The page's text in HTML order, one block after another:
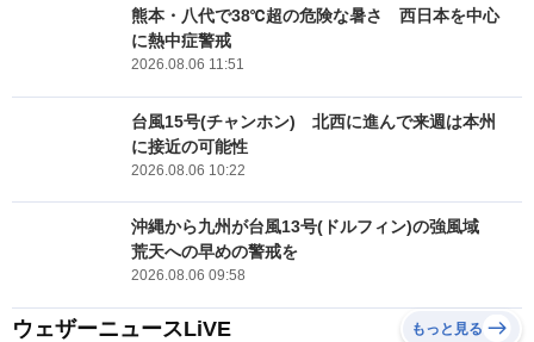
熊本・八代で38℃超の危険な暑さ 西日本を中心
に熱中症警戒
2026.08.06 11:51
台風15号(チャンホン) 北西に進んで来週は本州
に接近の可能性
2026.08.06 10:22
沖縄から九州が台風13号(ドルフィン)の強風域
荒天への早めの警戒を
2026.08.06 09:58
ウェザーニュースLiVE もっと見る